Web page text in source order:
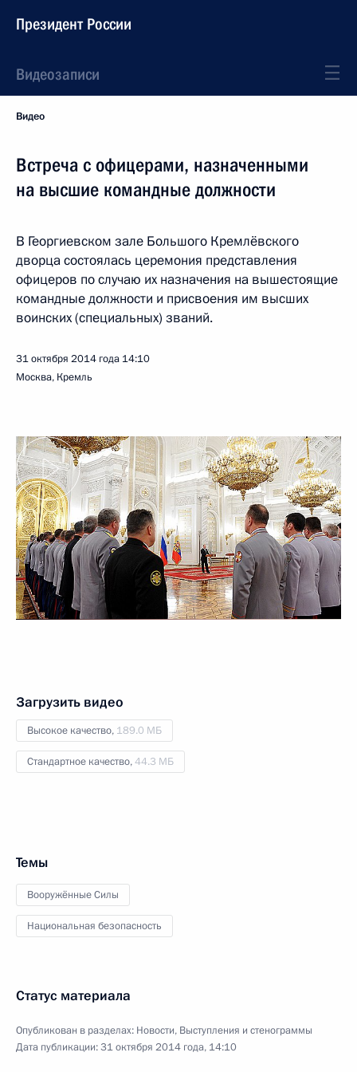
Президент России
Видеозаписи
Видео
Встреча с офицерами, назначенными
на высшие командные должности
В Георгиевском зале Большого Кремлёвского
дворца состоялась церемония представления
офицеров по случаю их назначения на вышестоящие
командные должности и присвоения им высших
воинских (специальных) званий.
31 октября 2014 года 14:10
Москва, Кремль
Загрузить видео
Высокое качество, 189.0 МБ
Стандартное качество,44.3 МБ
Темы
Вооружённые Силы
Национальная безопасность
Статус материала
Опубликован в разделах: Новости, Выступления и стенограммы
Дата публикации:31 октября 2014 года, 14:10